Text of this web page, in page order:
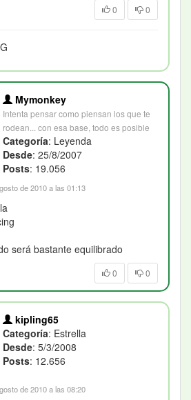
0 0
Mymonkey
Intenta pensar como piensan los que te
rodean... con esa base, todo es posible
Categoría: Leyenda
Desde: 25/8/2007
Posts: 19.056
de 2010 a las 01:13
será bastante equilibrado
0 0
kipling65
Categoría: Estrella
Desde: 5/3/2008
Posts: 12.656
de 2010 a las 08:20